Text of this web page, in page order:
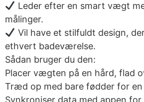
Leder efter en smart vægt
målinger.
Vil have et stilfuldt design,
ethvert badeværelse.
Sådan bruger du den:
Placer vægten på en hård, flad
Træd op med bare fødder for
Synkroniser data med appen